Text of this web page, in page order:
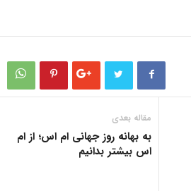
مقاله بعدی
به بهانه روز جهانی ام اس؛ از ام
اس بیشتر بدانیم